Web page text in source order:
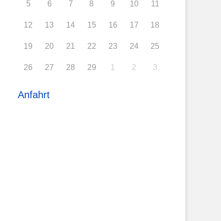
5 6 7 8 9 10 11
12 13 14 15 16 17 18
19 20 21 22 23 24 25
26 27 28 29 1 2 3
Anfahrt